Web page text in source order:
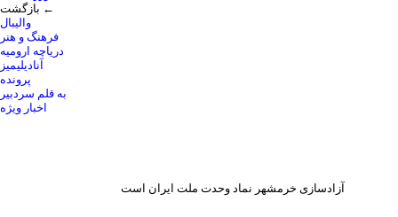
بازگشت ←
والیبال
فرهنگ و هنر
دریاچه ارومیه
آنادیلیمیز
پرونده
به قلم سردبیر
اخبار ویژه
آزادسازی خرمشهر نماد وحدت ملت ایران است